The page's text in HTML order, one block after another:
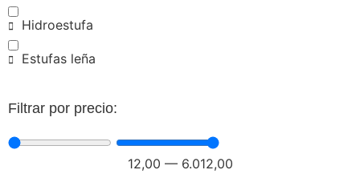
Hidroestufa
Estufas leña
Filtrar por precio:
12,00 — 6.012,00